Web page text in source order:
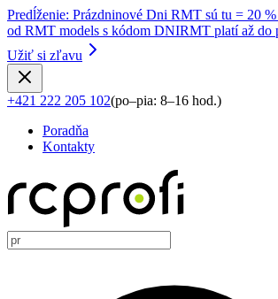
Predĺženie: Prázdninové Dni RMT sú tu = 20
od RMT models s kódom DNIRMT platí až do
Užiť si zľavu
+421 222 205 102(po–pia: 8–16 hod.)
Poradňa
Kontakty